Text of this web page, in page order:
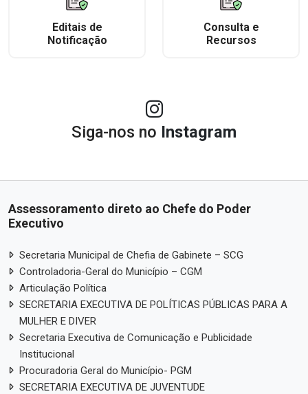
Editais de
Notificação
Consulta e
Recursos
Siga-nos no Instagram
Assessoramento direto ao Chefe do Poder
Executivo
Secretaria Municipal de Chefia de Gabinete – SCG
Controladoria-Geral do Município – CGM
Articulação Política
SECRETARIA EXECUTIVA DE POLÍTICAS PÚBLICAS PARA A
MULHER E DIVER
Secretaria Executiva de Comunicação e Publicidade
Institucional
Procuradoria Geral do Município- PGM
SECRETARIA EXECUTIVA DE JUVENTUDE